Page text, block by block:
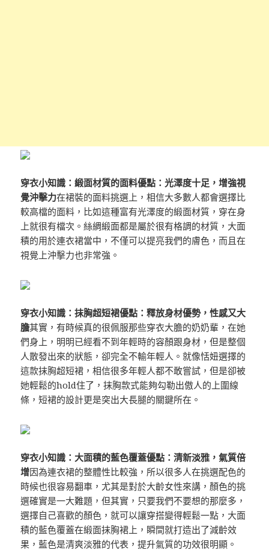
穿衣小知識：緞面材質的面料優點：光澤度十足，增強視
覺沖擊力在裙裝的面料挑選上，相信大多數人都會選擇比
較高檔的面料，比如這種富有光澤度的緞面材質，穿在身
上就很有檔次。絲綢緞面都是屬於很有格調的材質，大面
積的用於連衣裙當中，不僅可以提亮我們的膚色，而且在
視覺上沖擊力也非常強。
穿衣小知識：抹胸超短裙優點：釋放身材優勢，性感又大
膽其實，有時候真的很佩服那些穿衣大膽的奶奶輩，在她
們身上，明明已經看不到年輕時的容顏跟身材，但是整個
人散發出來的狀態，卻完全不輸年輕人。就像恬妞選擇的
這款抹胸超短裙，相信很多年輕人都不敢嘗試，但是卻被
她輕鬆的hold住了，抹胸款式能夠勾勒出傲人的上圍線
條，短裙的設計更是突出大長腿的關鍵所在。
穿衣小知識：大面積的藍色覆蓋優點：清新淡雅，氣質倍
增因為連衣裙的整體性比較強，所以很多人在挑選配色的
時候也很容易翻車，尤其是對於大齡女性來講，顏色的挑
選確實是一大難題，但其實，只要我們不要想的那麼多，
選擇自己喜歡的顏色，就可以讓穿搭變得輕鬆一點，大面
積的藍色覆蓋在緞面抹胸裙上，瞬間就打造出了減齡效
果，藍色是清爽淡雅的代表，提升氣質的功效很明顯。